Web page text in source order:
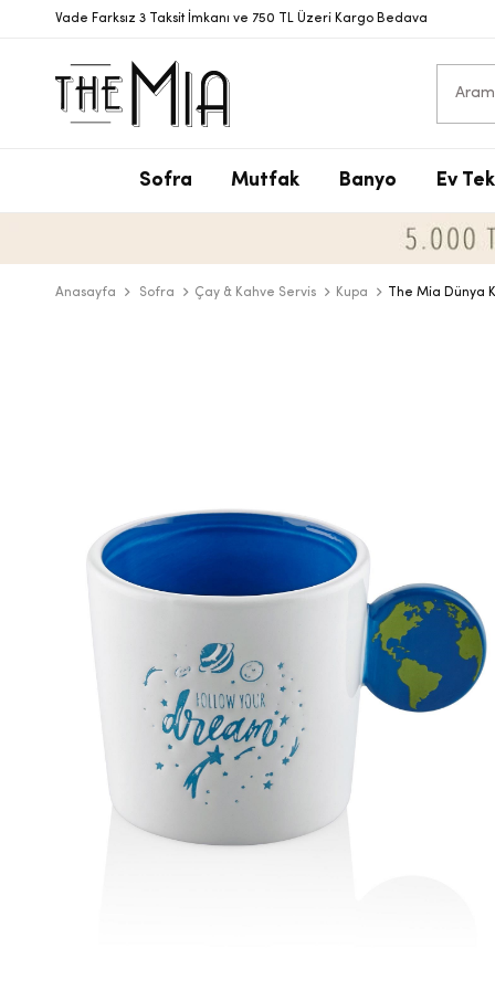
Vade Farksız 3 Taksit İmkanı ve 750 TL Üzeri Kargo Bedava
Sofra Mutfak Banyo Ev
Anasayfa Sofra Çay & Kahve Servis Kupa The Mia Dünya